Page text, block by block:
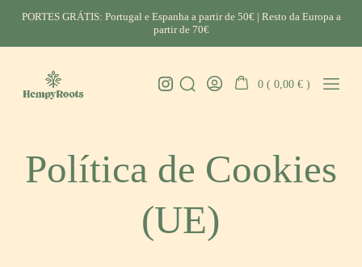
content
PORTES GRÁTIS: Portugal e Espanha a partir de 50€ | Resto da Europa a
partir de 70€
Portugal
Instagram
SearchGo
0 ( 0,00€ )
Política de Cookies
(UE)